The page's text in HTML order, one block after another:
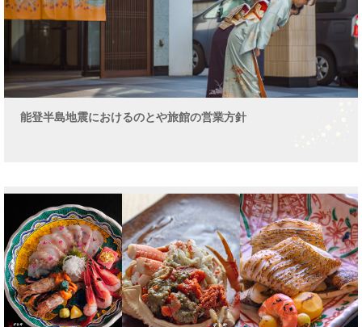
能登半島地震におけるのとや旅館の営業方針